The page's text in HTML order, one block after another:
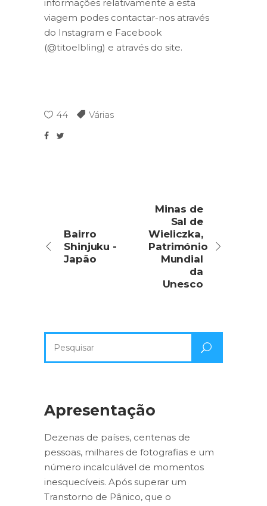
informações relativamente a esta
viagem podes contactar-nos através
do Instagram e Facebook
(@titoelbling) e através do site.
44 Várias
Bairro
Shinjuku -
Japão
Minas de
Sal de
Wieliczka,
Património
Mundial
da
Unesco
por:
Apresentação
Dezenas de países, centenas de
pessoas, milhares de fotografias e um
número incalculável de momentos
inesquecíveis. Após superar um
Transtorno de Pânico, que o